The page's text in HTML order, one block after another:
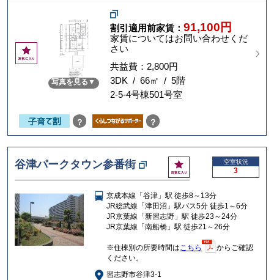
お
気
写真を見る
割引適用前家賃：91,100円
家賃についてはお問い合わせくだ
さい
共益費：2,800円
3DK / 66㎡ / 5階
2-5-4号棟501号室
？ ？
谷津パークタウン参番街
お
気
入
り
空室状況
3
京成本線「谷津」駅 徒歩8～13分
JR総武線「津田沼」駅バス5分 徒歩1～6分
JR京葉線「新習志野」駅 徒歩23～24分
JR京葉線「南船橋」駅 徒歩21～26分
※住棟別の所要時間は こちら
からご確認
ください。
習志野市谷津3-1